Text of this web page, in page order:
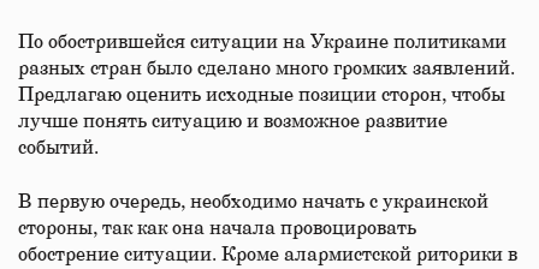
По обострившейся ситуации на Украине политиками
разных стран было сделано много громких заявлений.
Предлагаю оценить исходные позиции сторон, чтобы
лучше понять ситуацию и возможное развитие
событий.
В первую очередь, необходимо начать с украинской
стороны, так как она начала провоцировать
обострение ситуации. Кроме алармистской риторики в